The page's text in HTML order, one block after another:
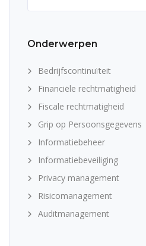
Onderwerpen
Bedrijfscontinuïteit
Financiële rechtmatigheid
Fiscale rechtmatigheid
Grip op Persoonsgegevens
Informatiebeheer
Informatiebeveiliging
Privacy management
Risicomanagement
Auditmanagement